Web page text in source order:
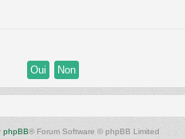
phpBB® Forum Software © phpBB Limited